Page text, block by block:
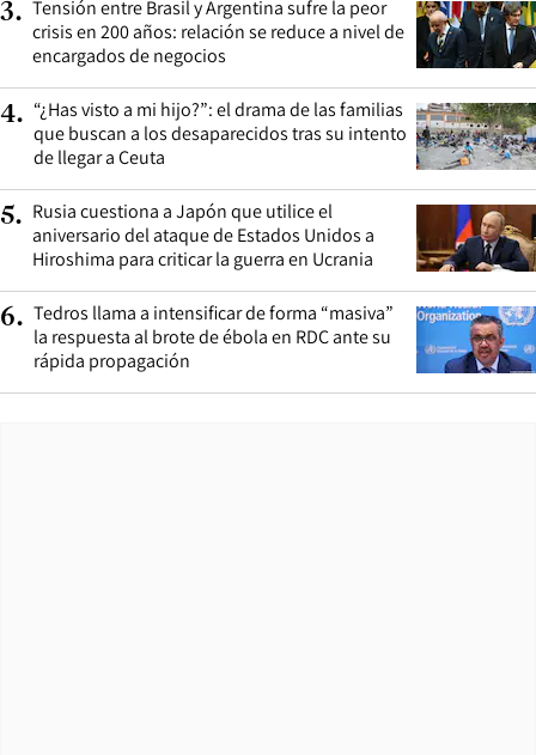
3. Tensión entre Brasil y Argentina sufre la peor
crisis en 200 años: relación se reduce a nivel de
encargados de negocios
4. “¿Has visto a mi hijo?”: el drama de las familias
que buscan a los desaparecidos tras su intento
de llegar a Ceuta
5. Rusia cuestiona a Japón que utilice el
aniversario del ataque de Estados Unidos a
Hiroshima para criticar la guerra en Ucrania
6. Tedros llama a intensificar de forma “masiva”
la respuesta al brote de ébola en RDC ante su
rápida propagación